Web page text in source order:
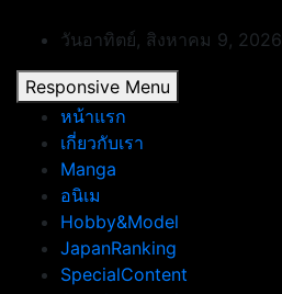
content
วันอาทิตย์, สิงหาคม 9, 2026
Responsive Menu
หน้าแรก
เกี่ยวกับเรา
Manga
อนิเม
Hobby&Model
JapanRanking
SpecialContent